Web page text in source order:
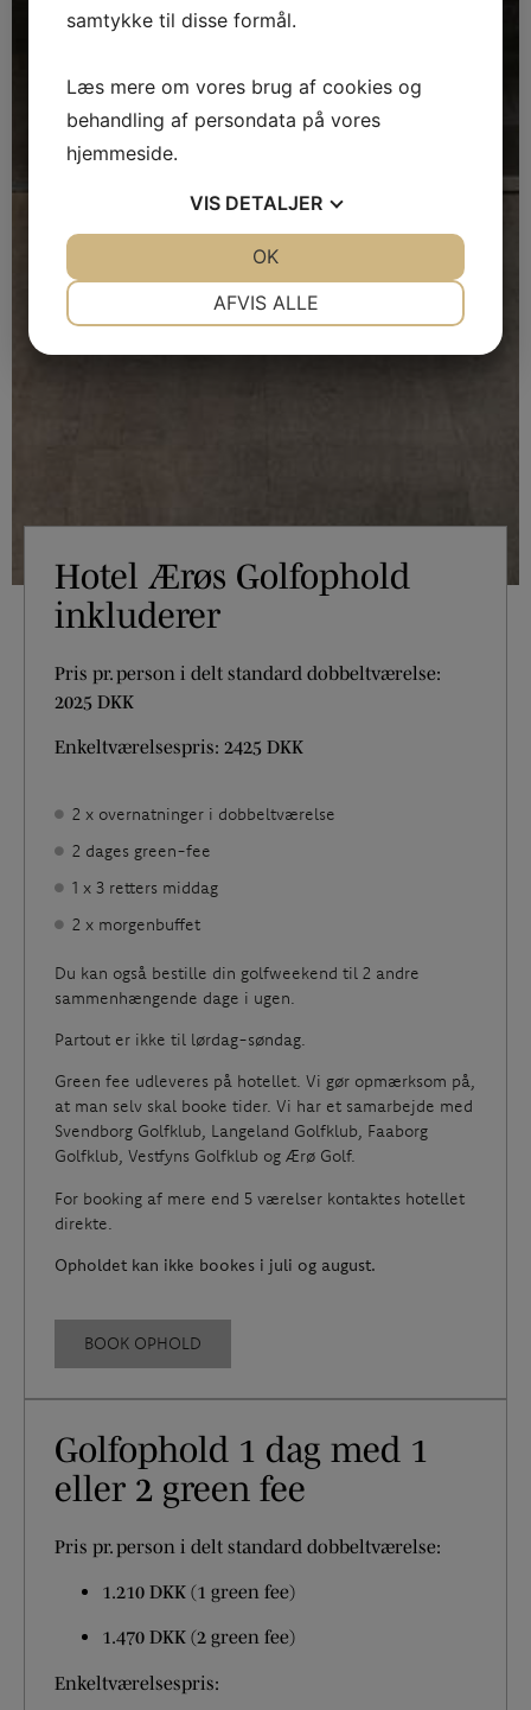
Hotel Ærøs Golfophold
inkluderer
Pris pr. person i delt standard dobbeltværelse:
2025 DKK
Enkeltværelsespris: 2425 DKK
2 x overnatninger i dobbeltværelse
2 dages green-fee
1 x 3 retters middag
2 x morgenbuffet
Du kan også bestille din golfweekend til 2 andre
sammenhængende dage i ugen.
Partout er ikke til lørdag-søndag.
Green fee udleveres på hotellet. Vi gør opmærksom på,
at man selv skal booke tider. Vi har et samarbejde med
Svendborg Golfklub, Langeland Golfklub, Faaborg
Golfklub, Vestfyns Golfklub og Ærø Golf.
For booking af mere end 5 værelser kontaktes hotellet
direkte.
Opholdet kan ikke bookes i juli og august.
BOOK OPHOLD
Golfophold 1 dag med 1
eller 2 green fee
Pris pr. person i delt standard dobbeltværelse:
1.210 DKK (1 green fee)
1.470 DKK (2 green fee)
Enkeltværelsespris:
samtykke til disse formål.
Læs mere om vores brug af cookies og
behandling af persondata på vores
hjemmeside.
VIS DETALJER
AFVIS ALLE
OK